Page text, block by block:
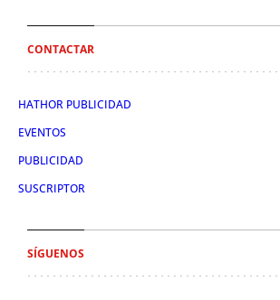
CONTACTAR
HATHOR PUBLICIDAD
EVENTOS
PUBLICIDAD
SUSCRIPTOR
SÍGUENOS